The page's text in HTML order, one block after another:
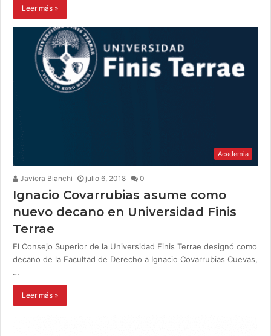
Leer más »
Academia
Javiera Bianchi julio 6, 2018 0
Ignacio Covarrubias asume como
nuevo decano en Universidad Finis
Terrae
El Consejo Superior de la Universidad Finis Terrae designó como
decano de la Facultad de Derecho a Ignacio Covarrubias Cuevas,
…
Leer más »